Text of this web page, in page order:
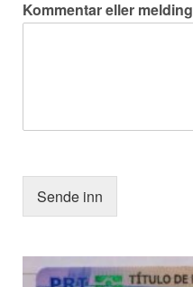
Kommentar eller melding
Sende inn